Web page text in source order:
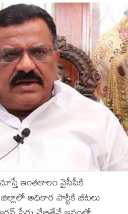
ఇంతకాలం వైసీపీకి
అధికార పార్టీకి బీటలు